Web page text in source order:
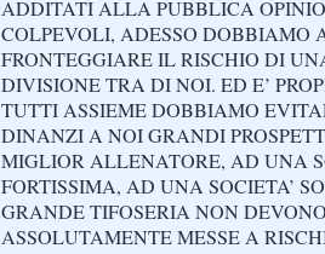
ADDITATI ALLA PUBBLICA
COLPEVOLI, ADESSO DOBBIAMO
FRONTEGGIARE IL RISCHIO DI
DIVISIONE TRA DI NOI. ED E’
TUTTI ASSIEME DOBBIAMO
DINANZI A NOI GRANDI
MIGLIOR ALLENATORE, AD UNA
FORTISSIMA, AD UNA SOCIETA’
GRANDE TIFOSERIA NON
ASSOLUTAMENTE MESSE A